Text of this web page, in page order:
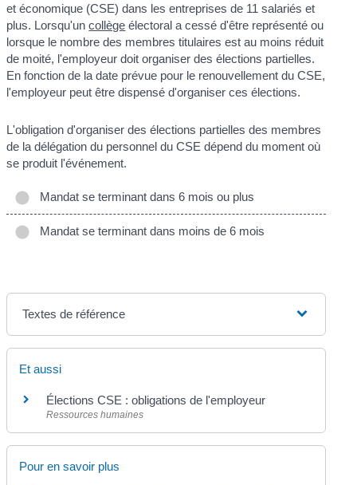
et économique (CSE) dans les entreprises de 11 salariés et
plus. Lorsqu'uncollège électoral a cessé d'être représenté ou
lorsque le nombre des membres titulaires est au moins réduit
de moité, l'employeur doit organiser des élections partielles.
En fonction de la date prévue pour le renouvellement du CSE,
l'employeur peut être dispensé d'organiser ces élections.
L'obligation d'organiser des élections partielles des membres
de la délégation du personnel du CSE dépend du moment où
se produit l'événement.
Mandat se terminant dans 6 mois ou plus
Mandat se terminant dans moins de 6 mois
Textes de référence
Et aussi
Élections CSE : obligations de l'employeur
Ressources humaines
Pour en savoir plus